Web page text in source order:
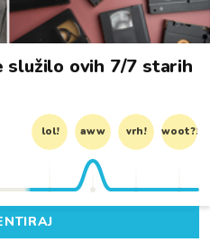
služilo ovih 7/7 starih
lol! aww vrh! woot?!